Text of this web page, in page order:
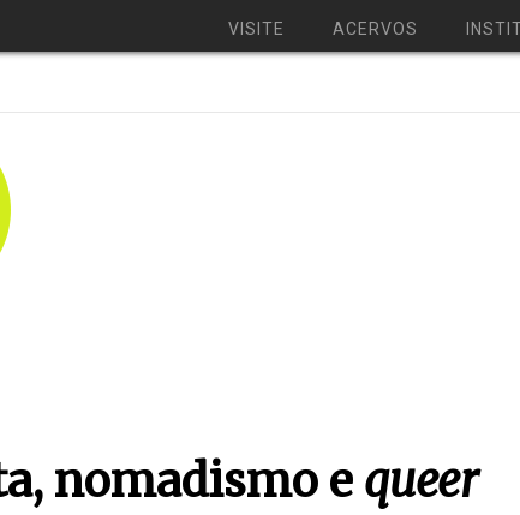
VISITE ACERVOS
nomadismo e queer